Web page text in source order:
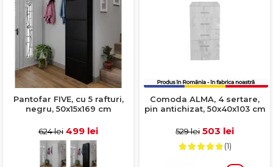
Pantofar FIVE, cu 5 rafturi,
negru, 50x15x169 cm
624 lei 499 lei
Comoda ALMA, 4 sertare,
pin antichizat, 50x40x103 cm
529 lei 503 lei
(1)